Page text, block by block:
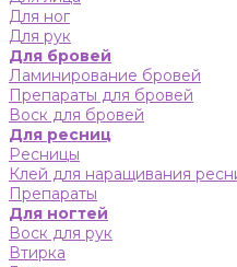
Для ног
Для рук
Для бровей
Ламинирование бровей
Препараты для бровей
Воск для бровей
Для ресниц
Ресницы
Клей для наращивания
Препараты
Для ногтей
Воск для рук
Втирка